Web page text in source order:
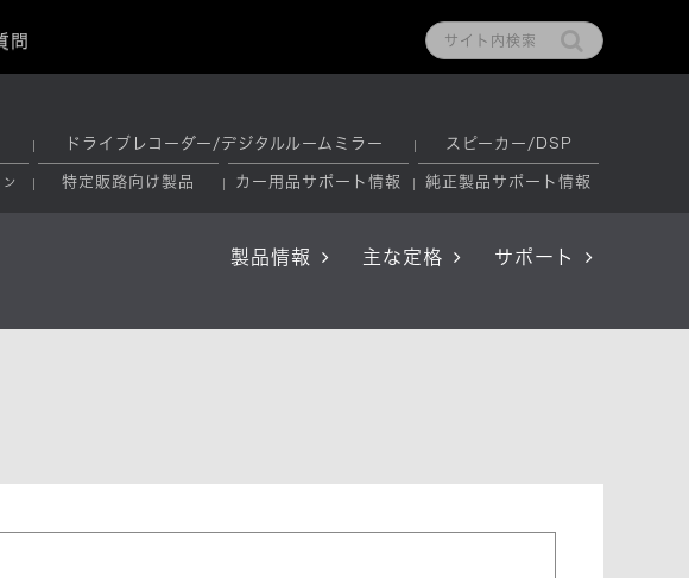
問
ドライブレコーダー/デジタルルームミラー スピーカー/DSP
ン 特定販路向け製品 カー用品サポート情報 純正製品サポート情報
製品情報 主な定格 サポート